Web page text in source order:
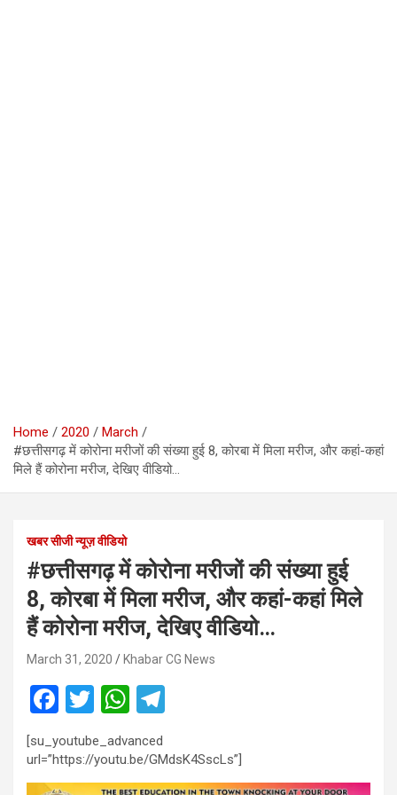
Home 2020
March
#छत्तीसगढ़ में कोरोना मरीजों की संख्या हुई 8, कोरबा में मिला मरीज, और कहां-कहां
मिले हैं कोरोना मरीज, देखिए वीडियो…
खबर सीजी न्यूज़ वीडियो
#छत्तीसगढ़ में कोरोना मरीजों की संख्या हुई
8, कोरबा में मिला मरीज, और कहां-कहां मिले
हैं कोरोना मरीज, देखिए वीडियो…
March 31, 2020 Khabar CG News
F
ce
b
T
wi
tt
er
W
at
s
e
gr
[su_youtube_advanced
url=”https://youtu.be/GMdsK4SscLs”]